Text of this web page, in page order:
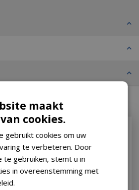
maakt
cookies.
gebruikt cookies om uw
te verbeteren. Door
te gebruiken, stemt u in
in overeenstemming met